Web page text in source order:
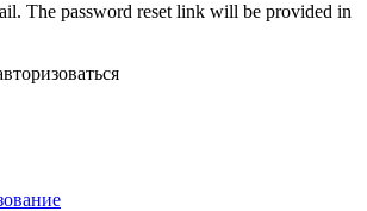
The password reset link will be provided in